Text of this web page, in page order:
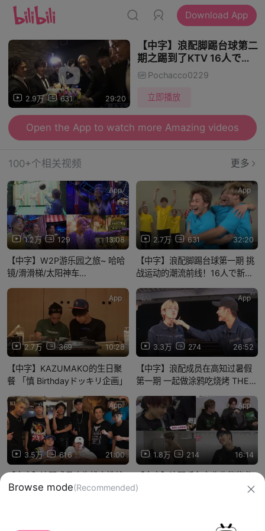
Download App
2.9万 631 29:20
【中字】浪配脚踢台球第二
期之踢到了KTV 16人で新
感覚スポーツ「ビリッカ
ー」に挑戦Part.2
Pochacco0229
立即播放
Open the App to watch more Amazing videos
100+个相关视频 更多
1.2万 129 13:08
App
【中字】W2P游乐园之旅~ 哈哈
镜/滑滑梯/太阳神车
PARADISEの裏側最終回!!〜韓国
お遊びPARADISE〜
2.7万 631 32:20
App
【中字】浪配脚踢台球第一期 挑
战运动的潮流前线！16人で新感
戦！
2.7万 369 10:28
App
【中字】KAZUMAKO的生日聚
餐 「慎 Birthdayドッキリ企画」
3.3万 274 26:52
App
【中字】浪配成员在高知过暑假
第一期 一起做涂鸦吃烧烤 THE
沼紀久が高知で夏休みを堪能〜
第１話〜
3.5万 616 21:00
App
【中字】浪配成员吃牛排大挑战
冲绳糖含量超标 「30分1本勝負
1.8万 214 16:14
App
【中字】浪配后台之北北柴柴龙
宝的包里有什么